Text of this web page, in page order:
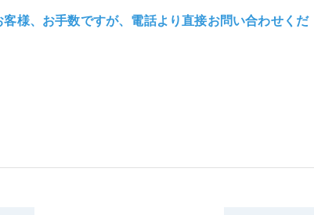
様、お手数ですが、電話より直接お問い合わせくだ